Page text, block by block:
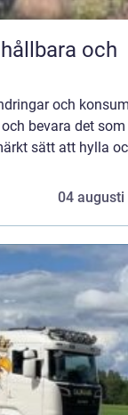
och
och
bevara det som
sätt att hylla
04 augusti